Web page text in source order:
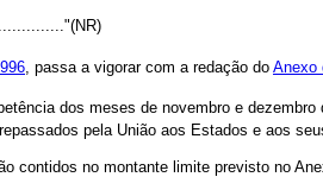
, passa a vigorar com a redação do Anexo
dos meses de novembro e dezembro
pela União aos Estados e aos
contidos no montante limite previsto no